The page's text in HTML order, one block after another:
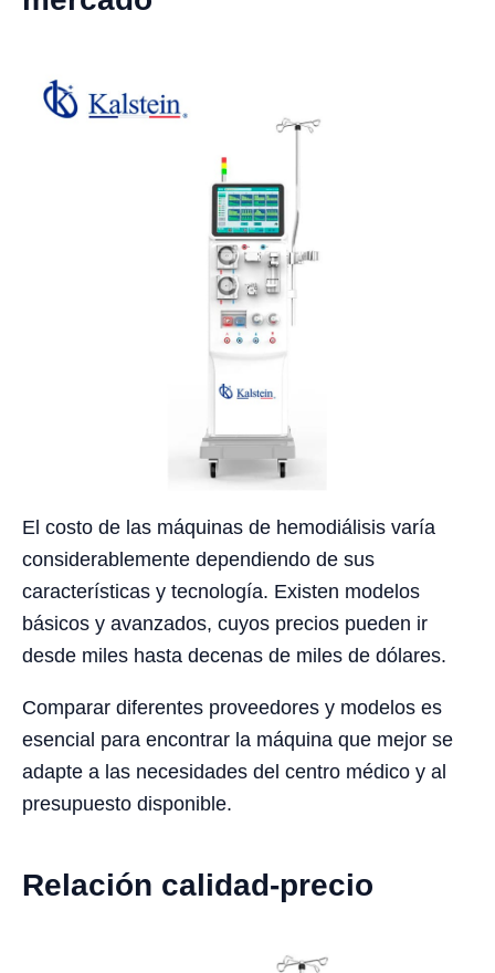
El costo de las máquinas de hemodiálisis varía
considerablemente dependiendo de sus
características y tecnología. Existen modelos
básicos y avanzados, cuyos precios pueden ir
desde miles hasta decenas de miles de dólares.
Comparar diferentes proveedores y modelos es
esencial para encontrar la máquina que mejor se
adapte a las necesidades del centro médico y al
presupuesto disponible.
Relación calidad-precio